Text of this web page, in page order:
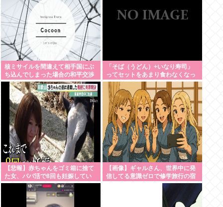
核ミサイルを間違えて相手国にぶ
ち込んでしまった場合の和平交渉
って
「そば（うどん）+いなり寿司」
ってセットをあまり食わなくなっ
た理由。
【悲報】赤ちゃんをゴミ箱に捨て
た女、パパ活で8回も妊娠してい
た
【画像】ギャルさん、世界中に発
信してる意識ゼロで修学旅行の宿
をSNS公開してしまうｗｗｗ
【Pickup08082952】